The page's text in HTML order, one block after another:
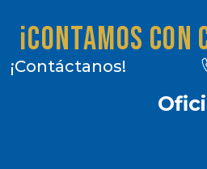
¡Contamos
¡Contáctanos!